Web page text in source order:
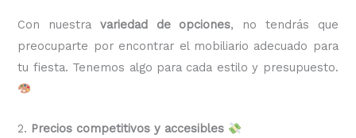
Con nuestra variedad de opciones, no tendrás que
preocuparte por encontrar el mobiliario adecuado para
tu fiesta. Tenemos algo para cada estilo y presupuesto.
2. Precios competitivos y accesibles